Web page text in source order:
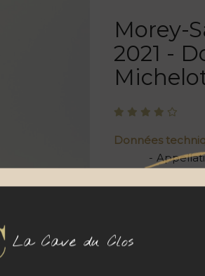
Morey-
2021 -
Données
Cépage
La Cave du Clos